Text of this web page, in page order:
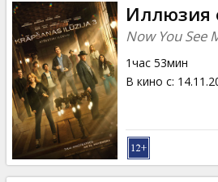
Подарки
Кинозакуски
B2B
Клуб
Иллюзия
Now You See
1час 53мин
В кино с: